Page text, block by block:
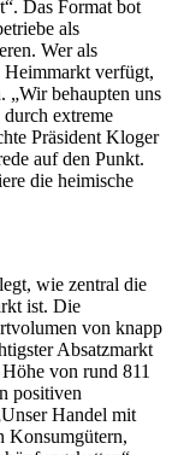
Das Format bot
als
Wer als
Heimmarkt verfügt,
„Wir behaupten uns
extreme
Präsident Kloger
auf den Punkt.
die heimische
wie zentral die
ist. Die
von knapp
Absatzmarkt
von rund 811
positiven
Handel mit
Konsumgütern,